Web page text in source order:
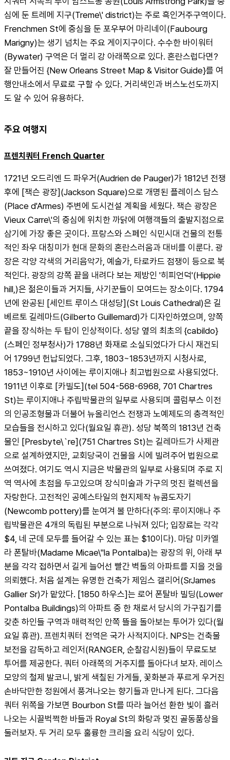
심에 둔 트레메 지구(Treme\' district)는 주로 흑인거주구역이다.
Frenchmen St에 중심을 둔 포우부어 마리네이(Faubourg
Marigny)는 생기 넘치는 주요 게이지구이다. 수수한 바이워터
(Bywater) 구역은 더 멀리 강 아래쪽으로 있다. 혼란스럽다면?
잘 만들어진 {New Orleans Street Map & Visitor Guide}를 여
행안내소에서 무료로 구할 수 있다. 거리색인과 버스노선도까지
도 알 수 있어 유용하다.
주요 여행지
프렌치쿼터 French Quarter
1721년 오드리엔 드 파우거(Audrien de Pauger)가 1812년 전쟁
후에 [잭슨 광장](Jackson Square)으로 개명된 플레이스 담스
(Place d'Armes) 주변에 도시건설 계획을 세웠다. 잭슨 광장은
Vieux Carre\'의 중심에 위치한 까닭에 여행객들의 출발지점으로
삼기에 가장 좋은 곳이다. 프랑스와 스페인 식민시대 건물의 전통
적인 좌우 대칭미가 현대 문화의 혼란스러움과 대비를 이룬다. 광
장은 각양 각색의 거리음악가, 예술가, 타로카드 점쟁이 등으로 북
적인다. 광장의 강쪽 끝을 내려다 보는 제방인 '히피언덕'(Hippie
hill,)은 젊은이들과 거지들, 사기꾼들이 모여드는 장소이다. 1794
년에 완공된 [세인트 루이스 대성당](St Louis Cathedral)은 길
베르토 길레마드(Gilberto Guillemard)가 디자인하였으며, 양쪽
끝을 장식하는 두 탑이 인상적이다. 성당 옆의 최초의 {cabildo}
(스페인 정부청사)가 1788년 화재로 소실되었다가 다시 재건되
어 1799년 헌납되었다. 그후, 1803~1853년까지 시청사로,
1853~1910년 사이에는 루이지애나 최고법원으로 사용되었다.
1911년 이후로 [카빌도](tel 504-568-6968, 701 Chartres
St)는 루이지애나 주립박물관의 일부로 사용되며 콜럼부스 이전
의 인공조형물과 더불어 뉴올리언스 전쟁과 노예제도의 충격적인
모습들을 전시하고 있다(월요일 휴관). 성당 북쪽의 1813년 건축
물인 [Presbyte\`re](751 Chartres St)는 길레마드가 사제관
으로 설계하였지만, 교회당국이 건물을 시에 빌려주어 법원으로
쓰여졌다. 여기도 역시 지금은 박물관의 일부로 사용되며 주로 지
역 역사에 초점을 두고있으며 장식미술과 가구의 멋진 컬렉션을
자랑한다. 고전적인 공예스타일의 현지제작 뉴콤도자기
(Newcomb pottery)를 눈여겨 볼 만하다(주의: 루이지애나 주
립박물관은 4개의 독립된 부분으로 나눠져 있다; 입장료는 각각
$4, 네 군데 모두를 들어갈 수 있는 표는 $10이다). 마담 미카엘
라 폰탈바(Madame Micae\"la Pontalba)는 광장의 위, 아래 부
분을 각각 접하면서 길게 늘어선 빨간 벽돌의 아파트를 지을 것을
의뢰했다. 처음 설계는 유명한 건축가 제임스 갤리어(SrJames
Gallier Sr)가 맡았다. [1850 하우스]는 로어 폰탈바 빌딩(Lower
Pontalba Buildings)의 아파트 중 한 채로서 당시의 가구집기를
갖춘 하인들 구역과 매력적인 안쪽 뜰을 돌아보는 투어가 있다(월
요일 휴관). 프렌치쿼터 전역은 국가 사적지이다. NPS는 건축물
보전을 감독하고 레인저(RANGER, 순찰감시원)들이 무료도보
투어를 제공한다. 쿼터 아래쪽의 거주지를 돌아다녀 보자. 레이스
모양의 철제 발코니, 밝게 색칠된 가게들, 꽃화분과 푸르게 우거진
손바닥만한 정원에서 풍겨나오는 향기들과 만나게 된다. 그다음
쿼터 위쪽을 가보면 Bourbon St를 따라 늘어선 환한 빛이 흘러
나오는 시끌벅쩍한 바들과 Royal St의 화랑과 멎진 골동품상을
둘러보자. 두 거리 모두 훌륭한 크리올 요리 식당이 있다.